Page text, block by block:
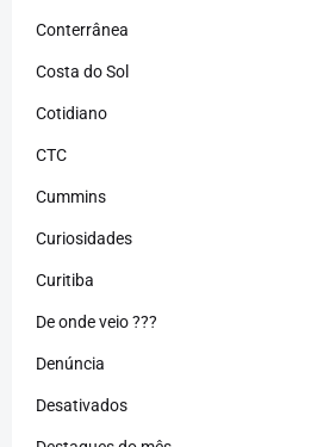
Conterrânea
Costa do Sol
Cotidiano
CTC
Cummins
Curiosidades
Curitiba
De onde veio ???
Denúncia
Desativados